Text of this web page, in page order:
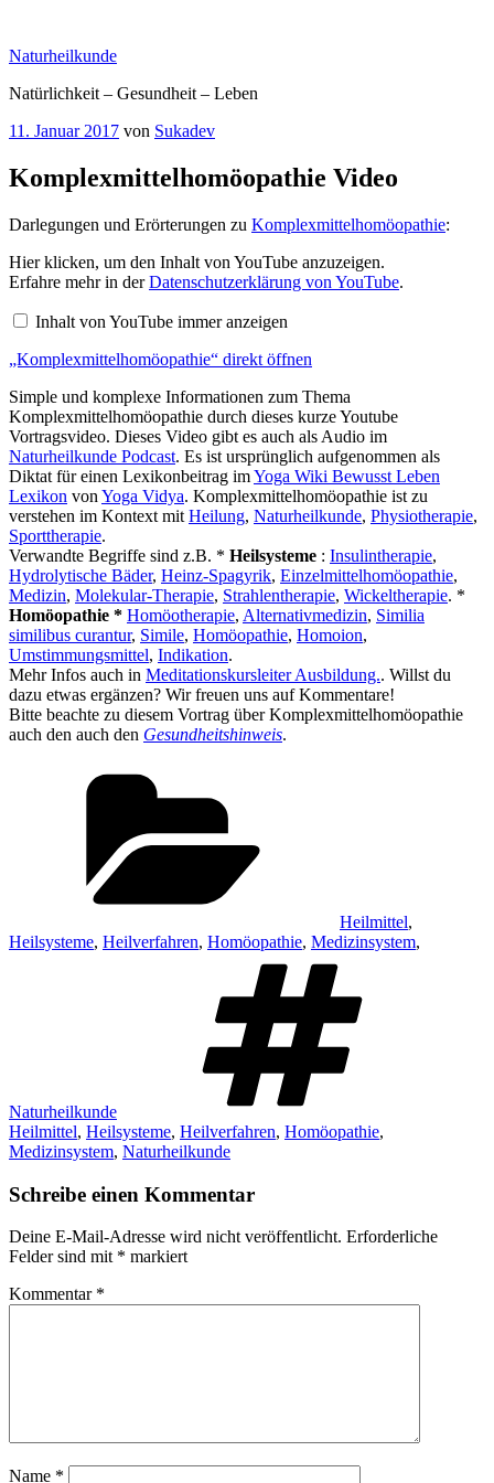
springen
Naturheilkunde
Natürlichkeit – Gesundheit – Leben
Veröffentlicht
11. Januar 2017 von Sukadev
Komplexmittelhomöopathie Video
Darlegungen und Erörterungen zu Komplexmittelhomöopathie:
„Komplexmittelhomöopathie“
von
YouTube
Hier klicken, um den Inhalt von YouTube anzuzeigen.
Erfahre mehr in derDatenschutzerklärung von YouTube.
Inhalt von YouTube immer anzeigen
„Komplexmittelhomöopathie“ direkt öffnen
Simple und komplexe Informationen zum Thema
Komplexmittelhomöopathie durch dieses kurze Youtube
Vortragsvideo. Dieses Video gibt es auch als Audio im
Naturheilkunde Podcast. Es ist ursprünglich aufgenommen als
Diktat für einen Lexikonbeitrag imYoga Wiki Bewusst Leben
Lexikon von Yoga Vidya. Komplexmittelhomöopathie ist zu
verstehen im Kontext mit Heilung, Naturheilkunde, Physiotherapie,
Sporttherapie.
Verwandte Begriffe sind z.B. * Heilsysteme : Insulintherapie,
Hydrolytische Bäder, Heinz-Spagyrik, Einzelmittelhomöopathie,
Medizin, Molekular-Therapie, Strahlentherapie, Wickeltherapie. *
Homöopathie * Homöotherapie, Alternativmedizin, Similia
similibus curantur, Simile, Homöopathie, Homoion,
Umstimmungsmittel, Indikation.
Mehr Infos auch in Meditationskursleiter Ausbildung.. Willst du
dazu etwas ergänzen? Wir freuen uns auf Kommentare!
Bitte beachte zu diesem Vortrag über Komplexmittelhomöopathie
auch den auch den Gesundheitshinweis.
Heilmittel,
Heilsysteme, Heilverfahren, Homöopathie, Medizinsystem,
Naturheilkunde
Heilmittel, Heilsysteme, Heilverfahren, Homöopathie,
Medizinsystem, Naturheilkunde
Schreibe einen Kommentar
Deine E-Mail-Adresse wird nicht veröffentlicht. Erforderliche
Felder sind mit * markiert
Kommentar *
Name *